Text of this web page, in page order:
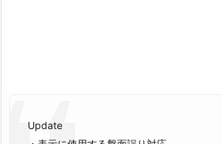
Update